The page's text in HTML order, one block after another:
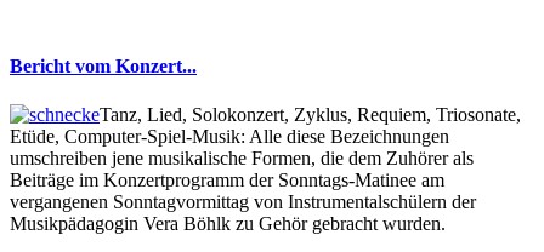
Bericht vom Konzert...
Tanz, Lied, Solokonzert, Zyklus, Requiem, Triosonate,
Etüde, Computer-Spiel-Musik: Alle diese Bezeichnungen
umschreiben jene musikalische Formen, die dem Zuhörer als
Beiträge im Konzertprogramm der Sonntags-Matinee am
vergangenen Sonntagvormittag von Instrumentalschülern der
Musikpädagogin Vera Böhlk zu Gehör gebracht wurden.